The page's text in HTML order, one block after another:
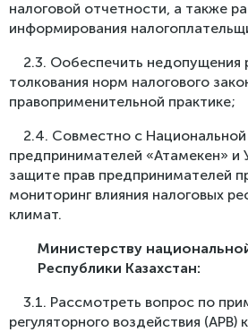
налоговой отчетности, а также
информирования
2.3. Ообеспечить недопущения
толкования норм налогового
правоприменительной практике;
2.4. Совместно с Национальной
предпринимателей «Атамекен»
защите прав предпринимателей
мониторинг влияния налоговых
климат.
Министерству
Республики Казахстан:
3.1. Рассмотреть вопрос по
регуляторного воздействия (АРВ)